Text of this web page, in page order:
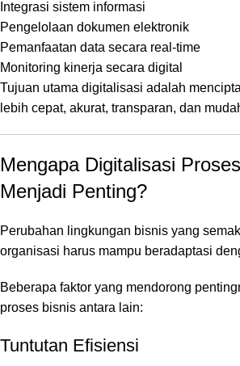
Integrasi sistem informasi
Pengelolaan dokumen elektronik
Pemanfaatan data secara real-time
Monitoring kinerja secara digital
Tujuan utama digitalisasi adalah
lebih cepat, akurat, transparan, dan
Mengapa Digitalisasi
Menjadi Penting?
Perubahan lingkungan bisnis yang
organisasi harus mampu beradaptasi
Beberapa faktor yang mendorong
proses bisnis antara lain:
Tuntutan Efisiensi